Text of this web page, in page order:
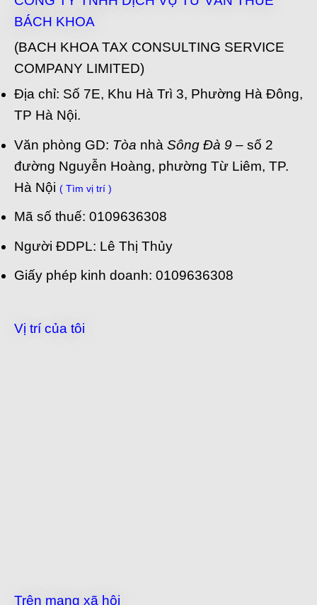
BÁCH KHOA
(BACH KHOA TAX CONSULTING SERVICE
COMPANY LIMITED)
Địa chỉ: Số 7E, Khu Hà Trì 3, Phường Hà Đông,
TP Hà Nội.
Văn phòng GD: Tòa nhà Sông Đà 9 – số 2
đường Nguyễn Hoàng, phường Từ Liêm, TP.
Hà Nội ( Tìm vị trí )
Mã số thuế: 0109636308
Người ĐDPL: Lê Thị Thủy
Giấy phép kinh doanh: 0109636308
Vị trí của tôi
Trên mạng xã hội